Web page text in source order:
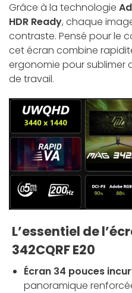
Grâce à la technologie
HDR Ready, chaque
contraste. Pensé pour le
cet écran combine
ergonomie pour sublimer
de travail.
L’essentiel de
342CQRF E20
Écran 34 pouces
panoramique